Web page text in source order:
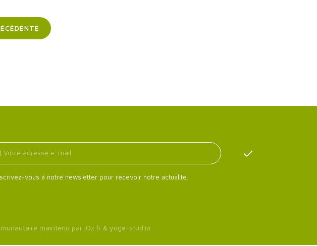
vous à notre newsletter pour recevoir notre actualité.
maintenu par iOz.fr & yoga-stud.io